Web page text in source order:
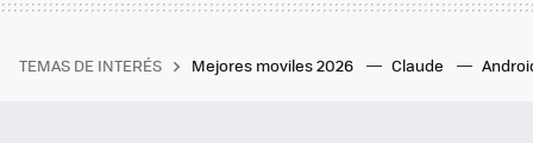
TEMAS DE INTERÉS Mejores moviles 2026 Claude